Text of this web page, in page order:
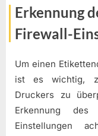
Erkennung
Firewall-
Um einen
ist es wichtig,
Druckers zu
Erkennung
Einstellungen